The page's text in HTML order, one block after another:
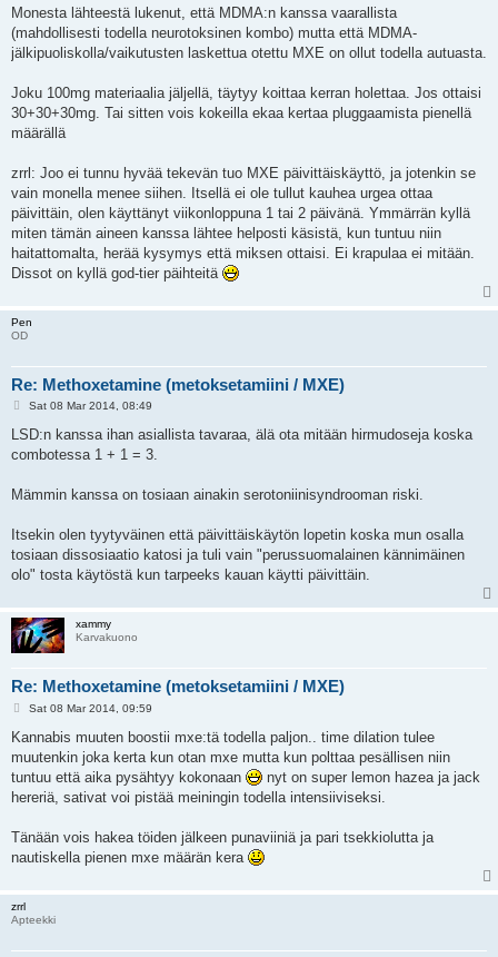
Monesta lähteestä lukenut, että MDMA:n kanssa vaarallista
(mahdollisesti todella neurotoksinen kombo) mutta että MDMA-
jälkipuoliskolla/vaikutusten laskettua otettu MXE on ollut todella autuasta.
Joku 100mg materiaalia jäljellä, täytyy koittaa kerran holettaa. Jos ottaisi
30+30+30mg. Tai sitten vois kokeilla ekaa kertaa pluggaamista pienellä
määrällä
zrrl: Joo ei tunnu hyvää tekevän tuo MXE päivittäiskäyttö, ja jotenkin se
vain monella menee siihen. Itsellä ei ole tullut kauhea urgea ottaa
päivittäin, olen käyttänyt viikonloppuna 1 tai 2 päivänä. Ymmärrän kyllä
miten tämän aineen kanssa lähtee helposti käsistä, kun tuntuu niin
haitattomalta, herää kysymys että miksen ottaisi. Ei krapulaa ei mitään.
Dissot on kyllä god-tier päihteitä
Pen
OD
Re: Methoxetamine (metoksetamiini / MXE)
P
s
Sat 08 Mar 2014, 08:49
LSD:n kanssa ihan asiallista tavaraa, älä ota mitään hirmudoseja koska
combotessa 1 + 1 = 3.
Mämmin kanssa on tosiaan ainakin serotoniinisyndrooman riski.
Itsekin olen tyytyväinen että päivittäiskäytön lopetin koska mun osalla
tosiaan dissosiaatio katosi ja tuli vain "perussuomalainen kännimäinen
olo" tosta käytöstä kun tarpeeks kauan käytti päivittäin.
xammy
Karvakuono
Re: Methoxetamine (metoksetamiini / MXE)
P
s
Sat 08 Mar 2014, 09:59
Kannabis muuten boostii mxe:tä todella paljon.. time dilation tulee
muutenkin joka kerta kun otan mxe mutta kun polttaa pesällisen niin
tuntuu että aika pysähtyy kokonaan
nyt on super lemon hazea ja jack
hereriä, sativat voi pistää meiningin todella intensiiviseksi.
Tänään vois hakea töiden jälkeen punaviiniä ja pari tsekkiolutta ja
nautiskella pienen mxe määrän kera
zrrl
Apteekki